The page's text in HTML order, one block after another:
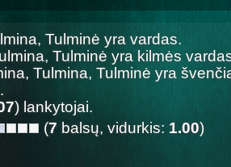
Tulminė yra vardas.
Tulminė yra kilmės
Tulmina, Tulminė yra
) lankytojai.
(7 balsų, vidurkis: 1.00)